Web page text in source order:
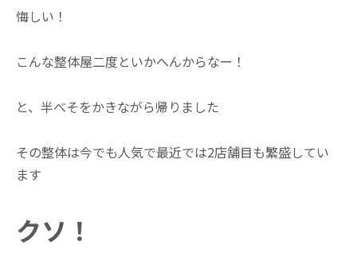
悔しい！
こんな整体屋二度といかへんからなー！
と、半べそをかきながら帰りました
その整体は今でも人気で最近では2店舗目も繁盛してい
ます
クソ！